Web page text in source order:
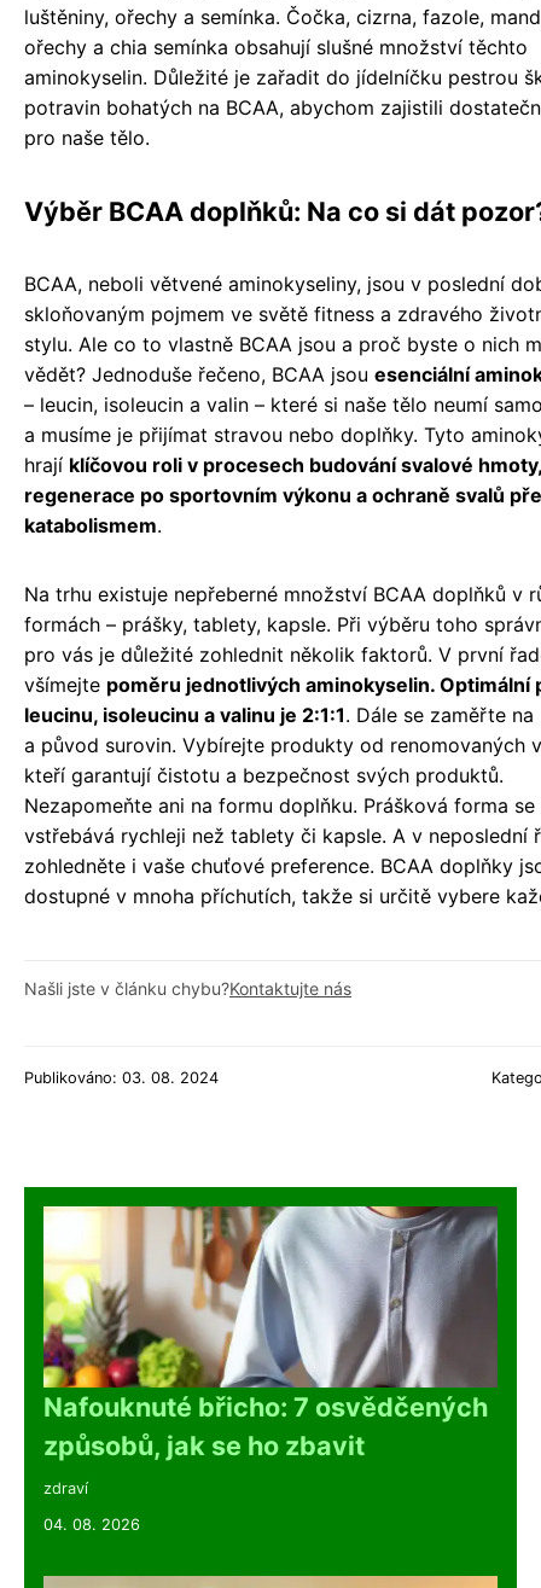
luštěniny, ořechy a semínka. Čočka, cizrna, fazole,
ořechy a chia semínka obsahují slušné množství těchto
aminokyselin. Důležité je zařadit do jídelníčku pestrou
potravin bohatých na BCAA, abychom zajistili
pro naše tělo.
Výběr BCAA doplňků: Na co si dát
BCAA, neboli větvené aminokyseliny, jsou v poslední
skloňovaným pojmem ve světě fitness a zdravého
stylu. Ale co to vlastně BCAA jsou a proč byste o nich
vědět? Jednoduše řečeno, BCAA jsou esenciální
– leucin, isoleucin a valin – které si naše tělo neumí
a musíme je přijímat stravou nebo doplňky. Tyto
hrají klíčovou roli v procesech budování svalové hmoty,
regenerace po sportovním výkonu a ochraně svalů
katabolismem.
Na trhu existuje nepřeberné množství BCAA doplňků v
formách – prášky, tablety, kapsle. Při výběru toho
pro vás je důležité zohlednit několik faktorů. V první
všímejte poměru jednotlivých aminokyselin. Optimální
leucinu, isoleucinu a valinu je 2:1:1. Dále se zaměřte
a původ surovin. Vybírejte produkty od renomovaných
kteří garantují čistotu a bezpečnost svých produktů.
Nezapomeňte ani na formu doplňku. Prášková forma
vstřebává rychleji než tablety či kapsle. A v neposlední
zohledněte i vaše chuťové preference. BCAA doplňky
dostupné v mnoha příchutích, takže si určitě vybere
Našli jste v článku chybu?Kontaktujte nás
Publikováno: 03. 08. 2024
Nafouknuté břicho: 7 osvědčených
způsobů, jak se ho zbavit
zdraví
04. 08. 2026